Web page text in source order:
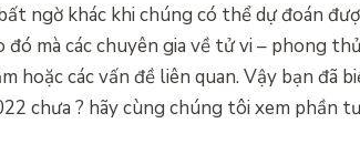
ngờ khác khi chúng có thể dự đoán
mà các chuyên gia về tử vi – phong
hoặc các vấn đề liên quan. Vậy bạn đã
chưa ? hãy cùng chúng tôi xem phần